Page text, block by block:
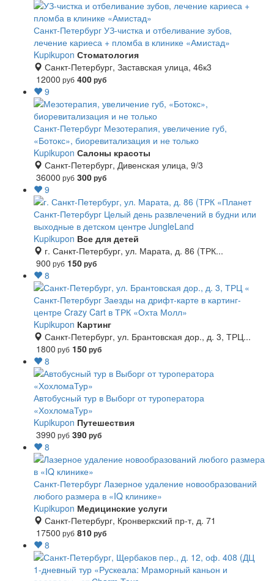
Санкт-Петербург УЗ-чистка и отбеливание зубов,
лечение кариеса + пломба в клинике «Амистад»
Kupikupon Стоматология
Санкт-Петербург, Заставская улица, 46к3
12000 руб 400руб
9
Санкт-Петербург Мезотерапия, увеличение губ,
«Ботокс», биоревитализация и не только
Kupikupon Салоны красоты
Санкт-Петербург, Дивенская улица, 9/3
36000 руб 300руб
9
Санкт-Петербург Целый день развлечений в будни или
выходные в детском центре JungleLand
Kupikupon Все для детей
г. Санкт-Петербург, ул. Марата, д. 86 (ТРК...
900 руб 150руб
8
Санкт-Петербург Заезды на дрифт-карте в картинг-
центре Crazy Cart в ТРК «Охта Молл»
Kupikupon Картинг
Санкт-Петербург, ул. Брантовская дор., д. 3, ТРЦ...
1800 руб 150руб
8
Автобусный тур в Выборг от туроператора
«ХохломаТур»
Kupikupon Путешествия
3990 руб 390руб
8
Санкт-Петербург Лазерное удаление новообразований
любого размера в «IQ клинике»
Kupikupon Медицинские услуги
Санкт-Петербург, Кронверкский пр-т, д. 71
17500 руб 810руб
8
1-дневный тур «Рускеала: Мраморный каньон и